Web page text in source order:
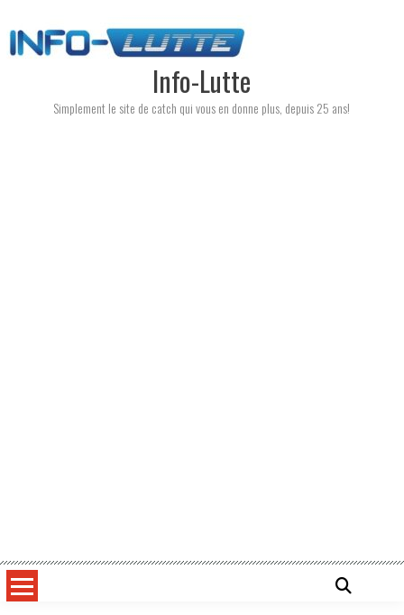
to
content
Info-Lutte
Simplement le site de catch qui vous en donne plus, depuis 25 ans!